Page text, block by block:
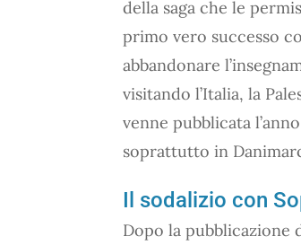
della saga che le
primo vero successo
abbandonare
visitando l’Italia, la
venne pubblicata
soprattutto in
Il sodalizio con
Dopo la pubblicazione